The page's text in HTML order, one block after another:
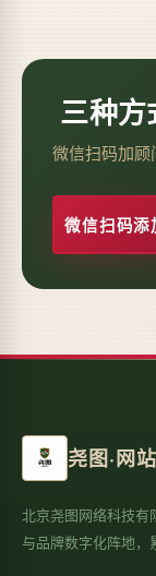
三种方
微信扫码加顾
微信扫码添
尧图·网
北京尧图网络科技有
与品牌数字化阵地，